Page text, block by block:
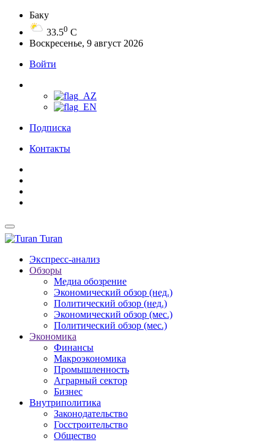
Баку
33.50 C
Воскресенье, 9 август 2026
Войти
Подписка
Контакты
Turan
Экспресс-анализ
Обзоры
Медиа обозрение
Экономический обзор (нед.)
Политический обзор (нед.)
Экономический обзор (мес.)
Политический обзор (мес.)
Экономика
Финансы
Макроэкономика
Промышленность
Аграрный сектор
Бизнес
Внутриполитика
Законодательство
Госстроительство
Общество